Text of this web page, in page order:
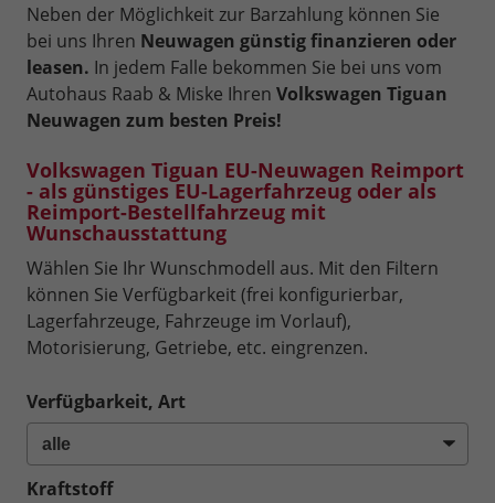
Neben der Möglichkeit zur Barzahlung können Sie
bei uns Ihren Neuwagen günstig finanzieren oder
leasen. In jedem Falle bekommen Sie bei uns vom
Autohaus Raab & Miske Ihren Volkswagen Tiguan
Neuwagen zum besten Preis!
Volkswagen Tiguan EU-Neuwagen Reimport
- als günstiges EU-Lagerfahrzeug oder als
Reimport-Bestellfahrzeug mit
Wunschausstattung
Wählen Sie Ihr Wunschmodell aus. Mit den Filtern
können Sie Verfügbarkeit (frei konfigurierbar,
Lagerfahrzeuge, Fahrzeuge im Vorlauf),
Motorisierung, Getriebe, etc. eingrenzen.
Verfügbarkeit, Art
Kraftstoff